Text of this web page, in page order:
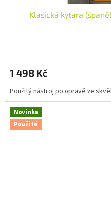
Klasická kytara
1 498 Kč
Použitý nástroj po opravě ve
Novinka
Použité